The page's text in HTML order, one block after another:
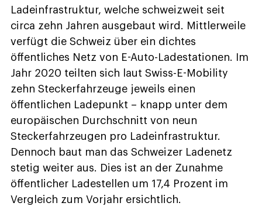
Ladeinfrastruktur, welche schweizweit seit
circa zehn Jahren ausgebaut wird. Mittlerweile
verfügt die Schweiz über ein dichtes
öffentliches Netz von E-Auto-Ladestationen. Im
Jahr 2020 teilten sich laut Swiss-E-Mobility
zehn Steckerfahrzeuge jeweils einen
öffentlichen Ladepunkt – knapp unter dem
europäischen Durchschnitt von neun
Steckerfahrzeugen pro Ladeinfrastruktur.
Dennoch baut man das Schweizer Ladenetz
stetig weiter aus. Dies ist an der Zunahme
öffentlicher Ladestellen um 17,4 Prozent im
Vergleich zum Vorjahr ersichtlich.